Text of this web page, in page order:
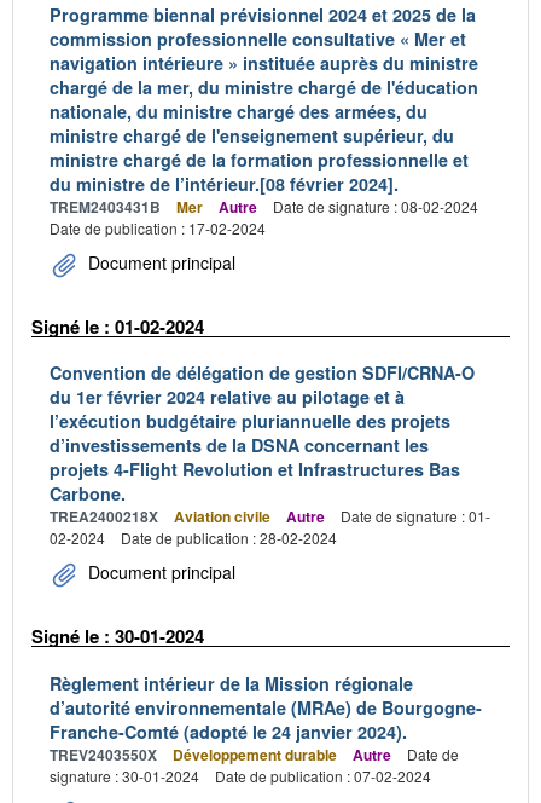
Programme biennal prévisionnel 2024 et 2025 de la
commission professionnelle consultative « Mer et
navigation intérieure » instituée auprès du ministre
chargé de la mer, du ministre chargé de l'éducation
nationale, du ministre chargé des armées, du
ministre chargé de l'enseignement supérieur, du
ministre chargé de la formation professionnelle et
du ministre de l’intérieur.[08 février 2024].
TREM2403431B Mer Autre
Date de signature : 08-02-2024
Date de publication : 17-02-2024
Document principal
Signé le : 01-02-2024
Convention de délégation de gestion SDFI/CRNA-O
du 1er février 2024 relative au pilotage et à
l’exécution budgétaire pluriannuelle des projets
d’investissements de la DSNA concernant les
projets 4-Flight Revolution et Infrastructures Bas
Carbone.
TREA2400218X Aviation civile Autre
Date de signature : 01-
02-2024
Date de publication : 28-02-2024
Document principal
Signé le : 30-01-2024
Règlement intérieur de la Mission régionale
d’autorité environnementale (MRAe) de Bourgogne-
Franche-Comté (adopté le 24 janvier 2024).
TREV2403550X Développement durable Autre
Date de
signature : 30-01-2024
Date de publication : 07-02-2024